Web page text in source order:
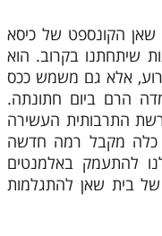
הקונספט של כיסא
שיתחתנו בקרוב. הוא
אלא גם משמש ככס
הרם ביום חתונתה.
התרבותית העשירה
כלה מקבל רמה חדשה
להתעמק באלמנטים
בית שאן להתגלמות